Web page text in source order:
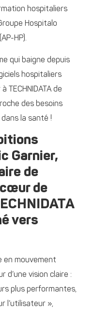
hospitaliers
Hospitalo
HP).
qui baigne depuis
hospitaliers
TECHNIDATA de
des besoins
la santé !
Garnier,
de
de
vers
en mouvement
d’une vision claire :
plus performantes,
l’utilisateur »,